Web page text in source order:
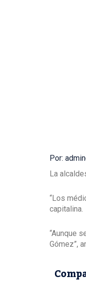
Por:
La
“Los
capitalina.
“Aunque
Gómez”,